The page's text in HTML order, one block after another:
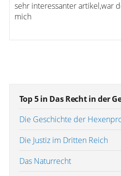
sehr interessanter artikel,war
mich
Top 5 in Das Recht in der
Die Geschichte der
Die Justiz im Dritten Reich
Das Naturrecht